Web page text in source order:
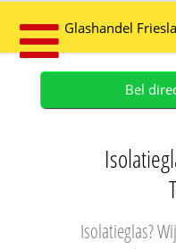
Glashandel
Bel
Isolatieglas?